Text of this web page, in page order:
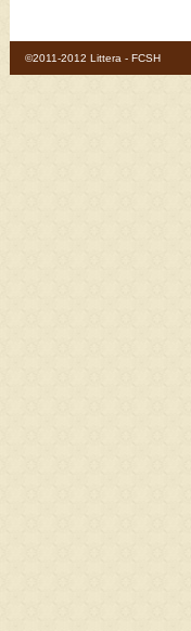
©2011-2012 Littera - FCSH